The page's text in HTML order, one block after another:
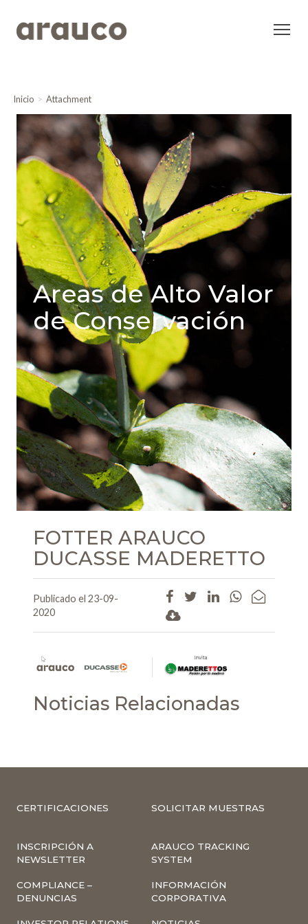
Inicio Attachment
Areas de Alto Valor
de Conservación
FOTTER ARAUCO
DUCASSE MADERETTO
Publicado el 23-09-
2020
Noticias Relacionadas
CERTIFICACIONES SOLICITAR MUESTRAS
INSCRIPCIÓN A
NEWSLETTER
ARAUCO TRACKING
SYSTEM
COMPLIANCE –
DENUNCIAS
INFORMACIÓN
CORPORATIVA